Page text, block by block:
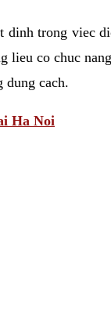
trong viec
co chuc
dung cach.
Ha Noi